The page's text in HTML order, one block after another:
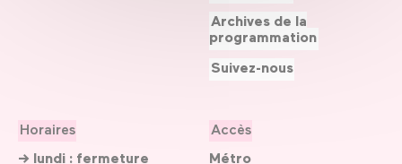
Horaires
→ lundi : fermeture
Accès
Métro
Archives de la
programmation
Suivez-nous